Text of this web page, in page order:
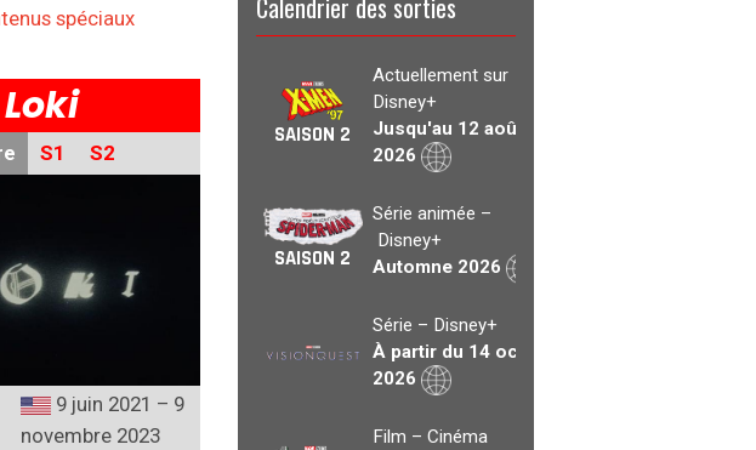
spéciaux
Loki
S1 S2
9 juin 2021 – 9
novembre 2023
Calendrier des sorties
SAISON 2
Actuellement sur
Disney+
Jusqu'au 12 août
2026
SAISON 2
Série animée –
Disney+
Automne 2026
Série – Disney+
À partir du 14 oct.
2026
Film – Cinéma